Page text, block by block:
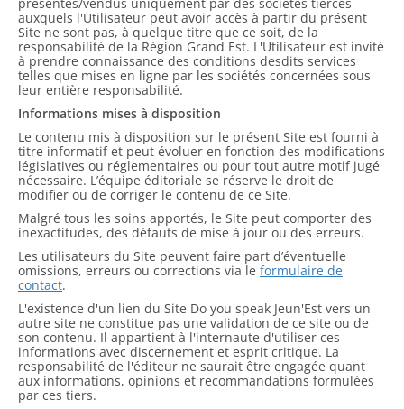
auxquels l'Utilisateur peut avoir accès à partir du présent
Site ne sont pas, à quelque titre que ce soit, de la
responsabilité de la Région Grand Est. L'Utilisateur est invité
à prendre connaissance des conditions desdits services
telles que mises en ligne par les sociétés concernées sous
leur entière responsabilité.
Informations mises à disposition
Le contenu mis à disposition sur le présent Site est fourni à
titre informatif et peut évoluer en fonction des modifications
législatives ou réglementaires ou pour tout autre motif jugé
nécessaire. L’équipe éditoriale se réserve le droit de
modifier ou de corriger le contenu de ce Site.
Malgré tous les soins apportés, le Site peut comporter des
inexactitudes, des défauts de mise à jour ou des erreurs.
Les utilisateurs du Site peuvent faire part d’éventuelle
omissions, erreurs ou corrections via le formulaire de
contact.
L'existence d'un lien du Site Do you speak Jeun'Est vers un
autre site ne constitue pas une validation de ce site ou de
son contenu. Il appartient à l'internaute d'utiliser ces
informations avec discernement et esprit critique. La
responsabilité de l'éditeur ne saurait être engagée quant
aux informations, opinions et recommandations formulées
par ces tiers.